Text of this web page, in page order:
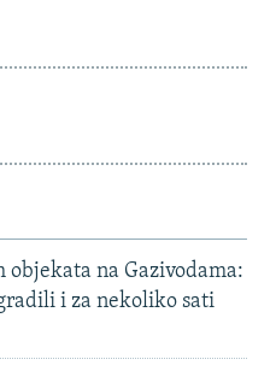
objekata na Gazivodama:
i za nekoliko sati